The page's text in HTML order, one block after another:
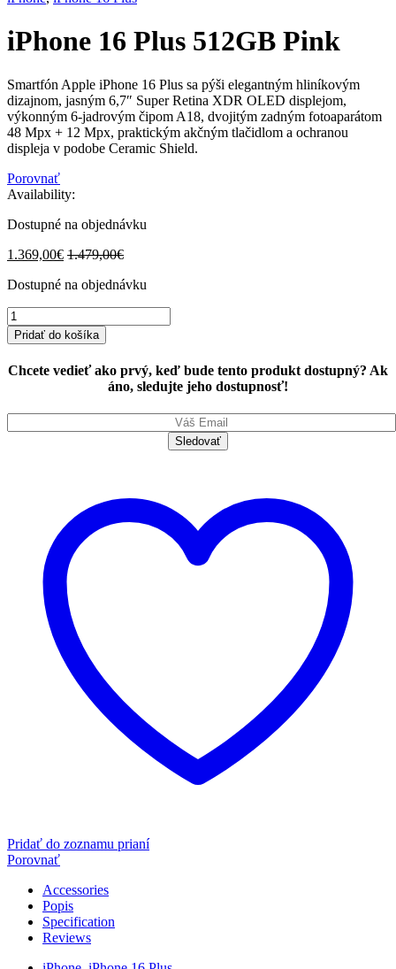
iPhone 16 Plus 512GB Pink
Smartfón Apple iPhone 16 Plus sa pýši elegantným hliníkovým
dizajnom, jasným 6,7″ Super Retina XDR OLED displejom,
výkonným 6-jadrovým čipom A18, dvojitým zadným fotoaparátom
48 Mpx + 12 Mpx, praktickým akčným tlačidlom a ochranou
displeja v podobe Ceramic Shield.
Porovnať
Availability:
Dostupné na objednávku
1.369,00€ 1.479,00€
Dostupné na objednávku
iPhone
16
Plus
Pink
Pridať do košíka
Chcete vedieť ako prvý, keď bude tento produkt dostupný? Ak
áno, sledujte jeho dostupnosť!
Pridať do zoznamu prianí
Porovnať
Accessories
Popis
Specification
Reviews